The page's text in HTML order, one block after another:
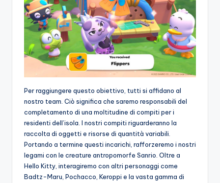
Per raggiungere questo obiettivo, tutti si affidano al
nostro team. Ciò significa che saremo responsabili del
completamento di una moltitudine di compiti per i
residenti dell’isola. I nostri compiti riguarderanno la
raccolta di oggetti e risorse di quantità variabili.
Portando a termine questi incarichi, rafforzeremo i nostri
legami con le creature antropomorfe Sanrio. Oltre a
Hello Kitty, interagiremo con altri personaggi come
Badtz-Maru, Pochacco, Keroppi e la vasta gamma di